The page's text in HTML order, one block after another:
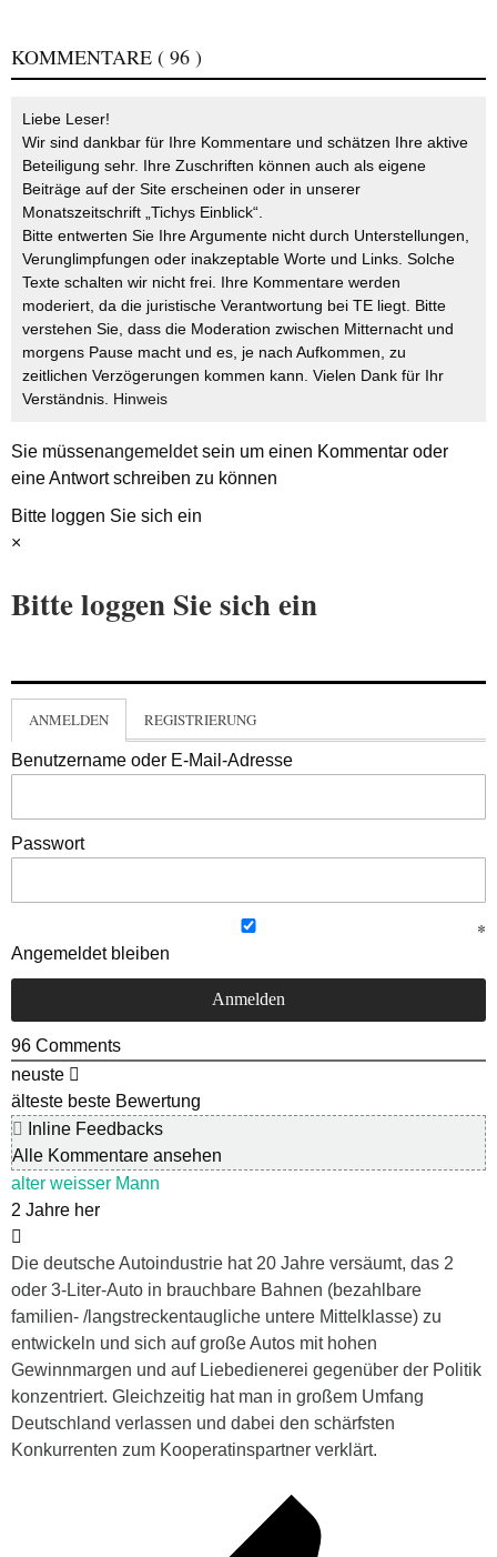
KOMMENTARE ( 96 )
Liebe Leser!
Wir sind dankbar für Ihre Kommentare und schätzen Ihre aktive
Beteiligung sehr. Ihre Zuschriften können auch als eigene
Beiträge auf der Site erscheinen oder in unserer
Monatszeitschrift „Tichys Einblick“.
Bitte entwerten Sie Ihre Argumente nicht durch Unterstellungen,
Verunglimpfungen oder inakzeptable Worte und Links. Solche
Texte schalten wir nicht frei. Ihre Kommentare werden
moderiert, da die juristische Verantwortung bei TE liegt. Bitte
verstehen Sie, dass die Moderation zwischen Mitternacht und
morgens Pause macht und es, je nach Aufkommen, zu
zeitlichen Verzögerungen kommen kann. Vielen Dank für Ihr
Verständnis. Hinweis
Sie müssenangemeldetsein um einen Kommentar oder
eine Antwort schreiben zu können
Bitte loggen Sie sich ein
×
Bitte loggen Sie sich ein
ANMELDEN REGISTRIERUNG
Benutzername oder E-Mail-Adresse
Passwort
Angemeldet bleiben
96 Comments
neuste
älteste beste Bewertung
Inline Feedbacks
Alle Kommentare ansehen
alter weisser Mann
2 Jahre her
Die deutsche Autoindustrie hat 20 Jahre versäumt, das 2
oder 3-Liter-Auto in brauchbare Bahnen (bezahlbare
familien- /langstreckentaugliche untere Mittelklasse) zu
entwickeln und sich auf große Autos mit hohen
Gewinnmargen und auf Liebedienerei gegenüber der Politik
konzentriert. Gleichzeitig hat man in großem Umfang
Deutschland verlassen und dabei den schärfsten
Konkurrenten zum Kooperatinspartner verklärt.